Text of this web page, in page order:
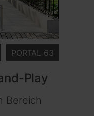
PORTAL 63
Play
Bereich